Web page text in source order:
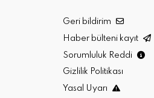
Geri bildirim
Haber bülteni kayıt
Sorumluluk Reddi
Gizlilik Politikası
Yasal Uyarı